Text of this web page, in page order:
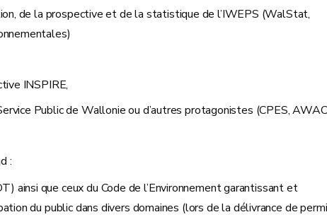
de la prospective et de la statistique de l’IWEPS (WalStat,
INSPIRE,
Public de Wallonie ou d’autres protagonistes (CPES,
:
ainsi que ceux du Code de l’Environnement garantissant et
du public dans divers domaines (lors de la délivrance de